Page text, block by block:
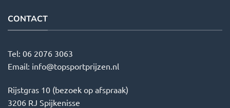
CONTACT
Tel: 06 2076 3063
Email: info@topsportprijzen.nl
Rijstgras 10 (bezoek op afspraak)
3206 RJ Spijkenisse